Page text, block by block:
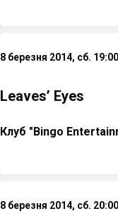
8 березня 2014, сб. 19:00
Leaves’ Eyes
Клуб "Bingo
8 березня 2014, сб. 20:00